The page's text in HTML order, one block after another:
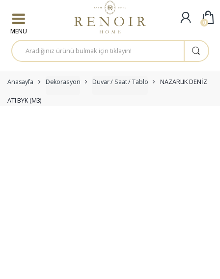
A
r
a
a
:
Anasayfa Dekorasyon Duvar / Saat / Tablo NAZARLIK DENİZ
ATI BYK (M3)
0